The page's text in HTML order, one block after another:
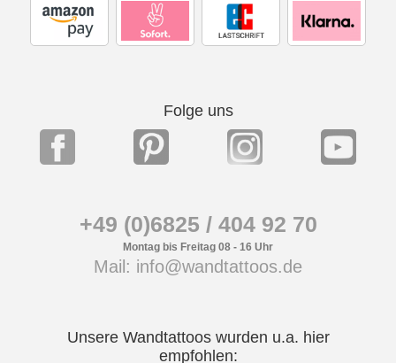
Folge uns
+49 (0)6825 / 404 92 70
Montag bis Freitag 08 - 16 Uhr
Mail: info@wandtattoos.de
Unsere Wandtattoos wurden u.a. hier
empfohlen: